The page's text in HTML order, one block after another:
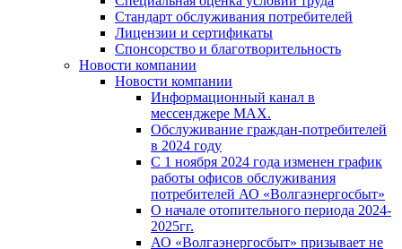
Стандарт обслуживания потребителей
Лицензии и сертификаты
Спонсорство и благотворительность
Новости компании
Новости компании
Информационный канал в
мессенджере MAX.
Обслуживание граждан-потребителей
в 2024 году
С 1 ноября 2024 года изменен график
работы офисов обслуживания
потребителей АО «Волгаэнергосбыт»
О начале отопительного периода 2024-
2025гг.
АО «Волгаэнергосбыт» призывает не